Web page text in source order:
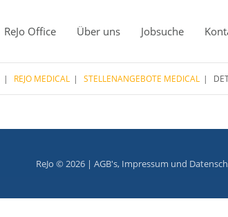
ReJo Office Über uns Jobsuche
REJO MEDICAL STELLENANGEBOTE MEDICAL
ReJo © 2026 | AGB's, Impressum und